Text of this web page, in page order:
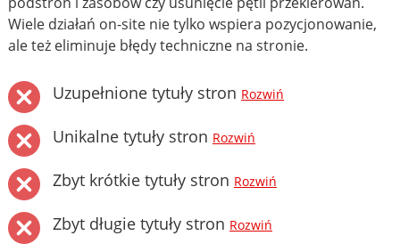
Wiele działań on-site nie tylko wspiera pozycjonowanie,
ale też eliminuje błędy techniczne na stronie.
Uzupełnione tytuły stron Rozwiń
Unikalne tytuły stron Rozwiń
Zbyt krótkie tytuły stron Rozwiń
Zbyt długie tytuły stron Rozwiń